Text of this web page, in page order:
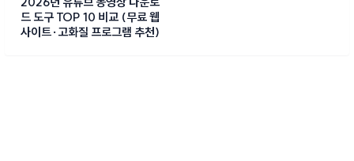
드 도구 TOP 10 비교 (무료 웹
사이트·고화질 프로그램 추천)